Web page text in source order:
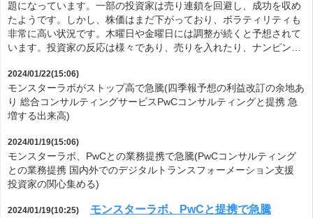
題になっています。一部の投資家は売り連鎖を回避し、成功を収め
たようです。しかし、株価はまだ下がっており、ボラティリティも
非常に高い状況です。木曜日や金曜日には調整が続くと予想されて
います。投資家の反応は様々であり、売りを入れたり、ナンピン…
2024/01/22(15:06)
モンスターラボがストップ高で急騰(四季報予想の利益改訂の余地あ
り 総合コンサルティングサービスPwCコンサルティングと提携 急
増する出来高)
2024/01/19(15:06)
モンスターラボ、PwCとの業務提携で急騰(PwCコンサルティング
との業務提携 国内外でのデジタルトランスフォーメーション支援
投資家の関心集める)
2024/01/19(10:25) モンスターラボ、PwCと提携で急騰